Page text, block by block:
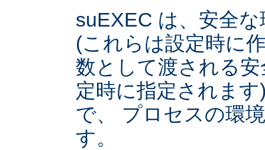
suEXEC は、安全
(これらは設定時に
数として渡される
定時に指定されま
で、 プロセスの環
す。